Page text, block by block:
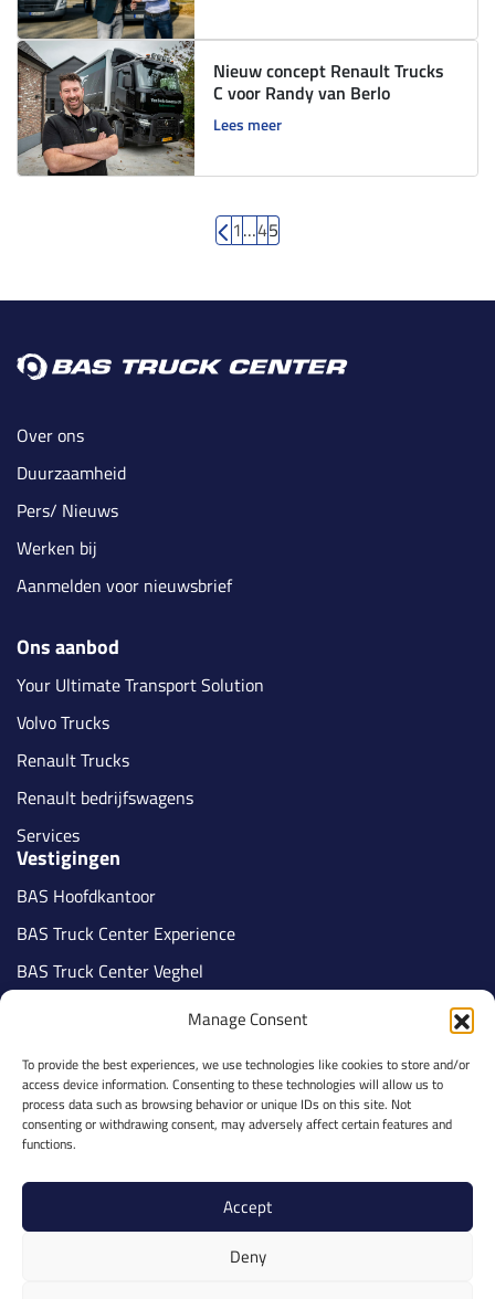
Manage Consent
To provide the best experiences, we use technologies like cookies to store and/or
access device information. Consenting to these technologies will allow us to
process data such as browsing behavior or unique IDs on this site. Not
consenting or withdrawing consent, may adversely affect certain features and
functions.
Accept
Deny
Nieuw concept Renault Trucks
C voor Randy van Berlo
Lees meer
1…45
Over ons
Duurzaamheid
Pers/ Nieuws
Werken bij
Aanmelden voor nieuwsbrief
Ons aanbod
Your Ultimate Transport Solution
Volvo Trucks
Renault Trucks
Renault bedrijfswagens
Services
Vestigingen
BAS Hoofdkantoor
BAS Truck Center Experience
BAS Truck Center Veghel
BAS Truck Center Tilburg
BAS Truck Center Veldhoven
Volg ons